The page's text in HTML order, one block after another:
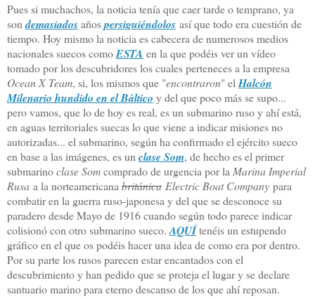
Pues si muchachos, la noticia tenía que caer tarde o temprano, ya
sondemasiadosañospersiguiéndolos así que todo era cuestión de
tiempo. Hoy mismo la noticia es cabecera de numerosos medios
nacionales suecos comoESTA en la que podéis ver un vídeo
tomado por los descubridores los cuales perteneces a la empresa
Ocean X Team, si, los mismos que "encontraron" el Halcón
Milenario hundido en el Báltico y del que poco más se supo...
pero vamos, que lo de hoy es real, es un submarino ruso y ahí está,
en aguas territoriales suecas lo que viene a indicar misiones no
autorizadas... el submarino, según ha confirmado el ejército sueco
en base a las imágenes, es un clase Som, de hecho es el primer
submarinoclase Somcomprado de urgencia por la Marina Imperial
Rusa a la norteamericana británica Electric Boat Company para
combatir en la guerra ruso-japonesa y del que se desconoce su
paradero desde Mayo de 1916 cuando según todo parece indicar
colisionó con otro submarino sueco. AQUÍtenéis un estupendo
gráfico en el que os podéis hacer una idea de como era por dentro.
Por su parte los rusos parecen estar encantados con el
descubrimiento y han pedido que se proteja el lugar y se declare
santuario marino para eterno descanso de los que ahí reposan.